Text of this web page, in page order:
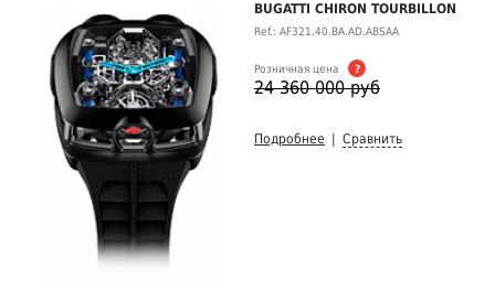
BUGATTI CHIRON TOURBILLON
Ref.: AF321.40.BA.AD.ABSAA
Розничная цена ?
24 360 000 руб
Подробнее Сравнить